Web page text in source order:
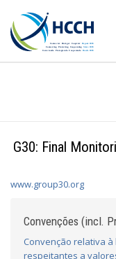
G30: Final
www.group30.org
Convenções (incl.
Convenção relativa
respeitantes a